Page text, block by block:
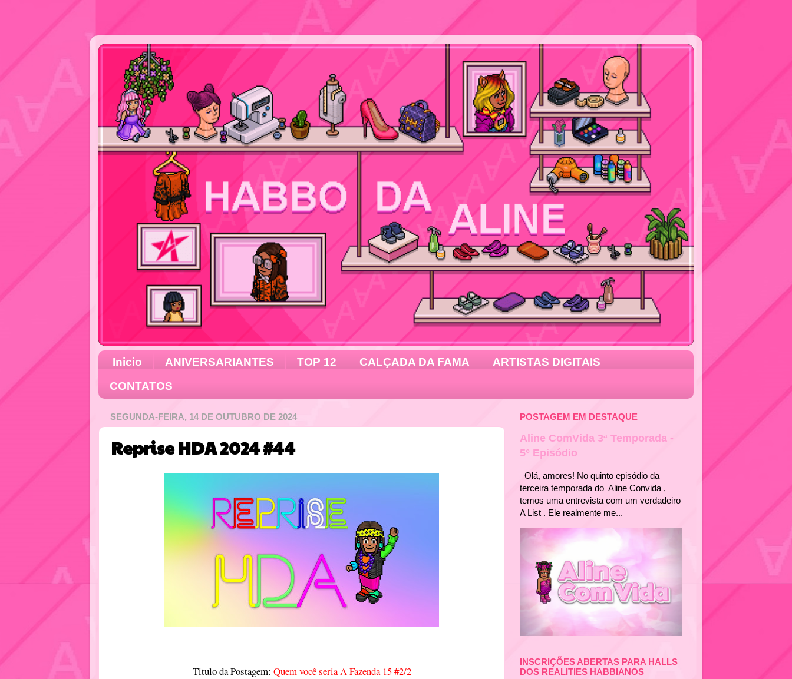
Inicio ANIVERSARIANTES TOP 12 CALÇADA DA FAMA
ARTISTAS DIGITAIS
CONTATOS
SEGUNDA-FEIRA, 14 DE OUTUBRO DE 2024
Reprise HDA 2024 #44
Titulo da Postagem: Quem você seria A Fazenda 15 #2/2
POSTAGEM EM DESTAQUE
Aline ComVida 3ª Temporada -
5° Episódio
Olá, amores! No quinto episódio da
terceira temporada do Aline Convida ,
temos uma entrevista com um verdadeiro
A List . Ele realmente me...
INSCRIÇÕES ABERTAS PARA HALLS
DOS REALITIES HABBIANOS